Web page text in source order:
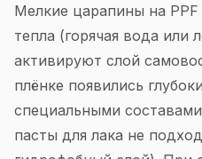
Мелкие царапины на PPF
тепла (горячая вода или
активируют слой
плёнке появились
специальными
пасты для лака не